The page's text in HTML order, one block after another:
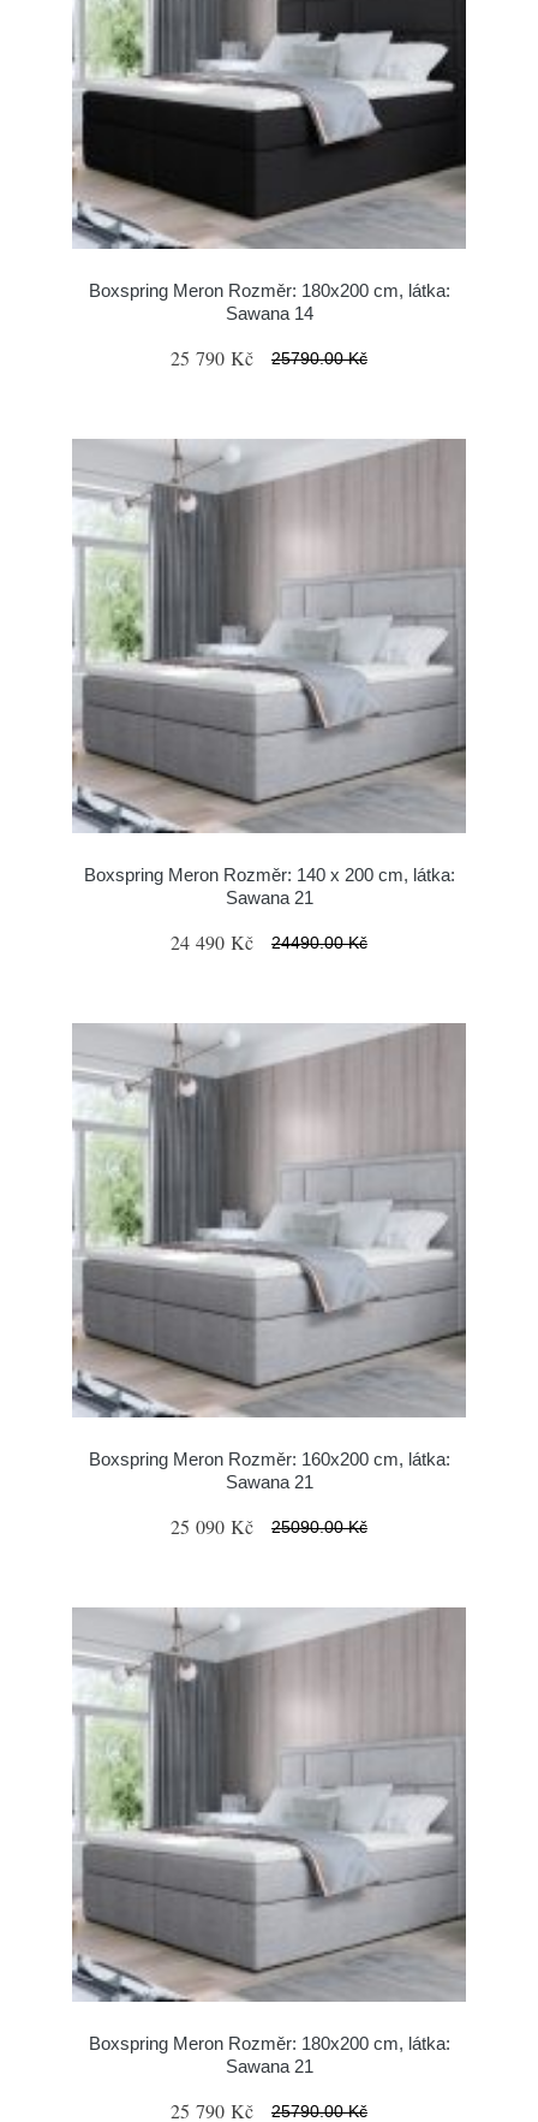
Boxspring Meron Rozměr: 180x200 cm, látka:
Sawana 14
25 790 Kč 25790.00 Kč
Boxspring Meron Rozměr: 140 x 200 cm, látka:
Sawana 21
24 490 Kč 24490.00 Kč
Boxspring Meron Rozměr: 160x200 cm, látka:
Sawana 21
25 090 Kč 25090.00 Kč
Boxspring Meron Rozměr: 180x200 cm, látka:
Sawana 21
25 790 Kč 25790.00 Kč